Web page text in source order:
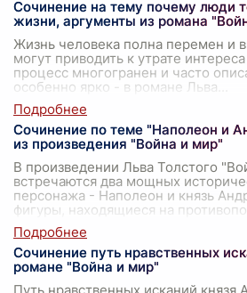
Сочинение на тему почему люди
жизни, аргументы из романа
Жизнь человека полна перемен и
могут приводить к утрате
процесс многогранен и часто
особенно ярко - в романе Льва
Сочинение по теме "Наполеон и
из произведения "Война и мир"
В произведении Льва Толстого
встречаются два мощных
персонажа - Наполеон и князь
фигуры, находящиеся на
Сочинение путь нравственных
романе "Война и мир"